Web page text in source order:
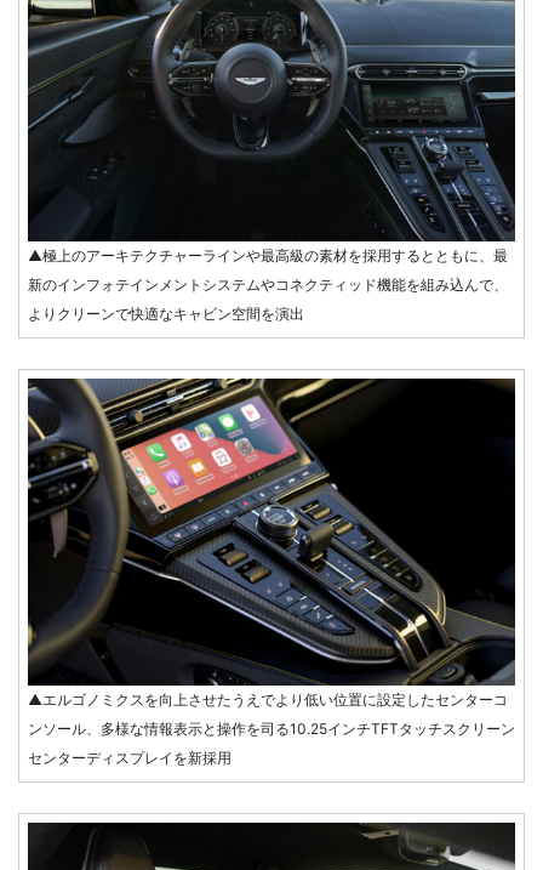
▲極上のアーキテクチャーラインや最高級の素材を採用するとともに、最
新のインフォテインメントシステムやコネクティッド機能を組み込んで、
よりクリーンで快適なキャビン空間を演出
▲エルゴノミクスを向上させたうえでより低い位置に設定したセンターコ
ンソール、多様な情報表示と操作を司る10.25インチTFTタッチスクリーン
センターディスプレイを新採用